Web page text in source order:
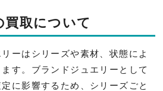
取について
ーはシリーズや素材、状態によ
す。ブランドジュエリーとして
に影響するため、シリーズごと